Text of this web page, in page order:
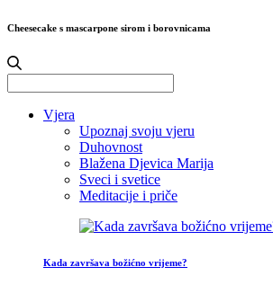
Cheesecake s mascarpone sirom i borovnicama
for:
Vjera
Upoznaj svoju vjeru
Duhovnost
Blažena Djevica Marija
Sveci i svetice
Meditacije i priče
Kada završava božićno vrijeme?